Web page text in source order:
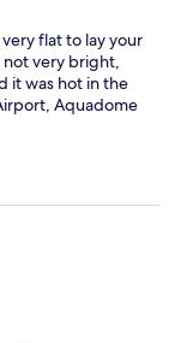
flat to lay your
not very bright,
it was hot in the
Aquadome